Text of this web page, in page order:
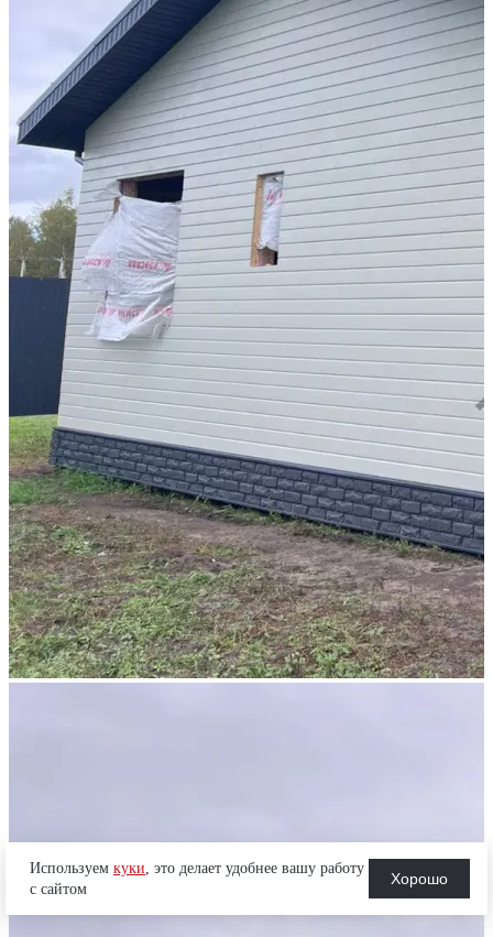
Используем куки, это делает удобнее вашу работу
с сайтом
Хорошо